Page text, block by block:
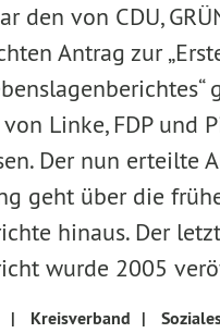
den von CDU,
Antrag zur
Linke, FDP und
Der nun erteilte
geht über die
hinaus. Der
wurde 2005
| Kreisverband |